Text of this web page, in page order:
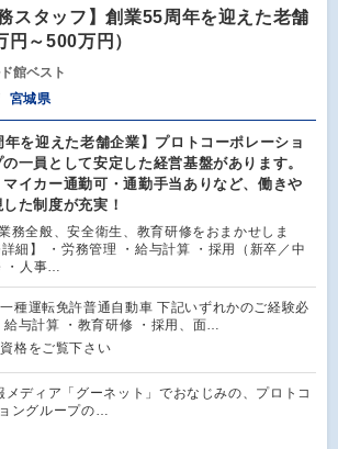
スタッフ】創業55周年を迎えた老舗
～500万円）
館ベスト
宮城県
年を迎えた老舗企業】プロトコーポレーショ
一員として安定した経営基盤があります。
イカー通勤可・通勤手当ありなど、働きや
た制度が充実！
務全般、安全衛生、教育研修をおまかせしま
細】 ・労務管理 ・給与計算 ・採用（新卒／中
・人事…
一種運転免許普通自動車 下記いずれかのご経験必
給与計算 ・教育研修 ・採用、面…
格をご覧下さい
メディア「グーネット」でおなじみの、プロトコ
ングループの…